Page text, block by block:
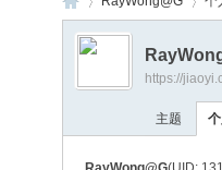
›
https://
主题